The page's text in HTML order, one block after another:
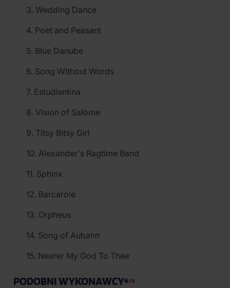
3. Wedding Dance
4. Poet and Peasant
5. Blue Danube
6. Song Without Words
7. Estudiantina
8. Vision of Salome
9. Titsy Bitsy Girl
10. Alexander's Ragtime Band
11. Sphinx
12. Barcarole
13. Orpheus
14. Song of Autumn
15. Nearer My God To Thee
PODOBNI WYKONAWCY